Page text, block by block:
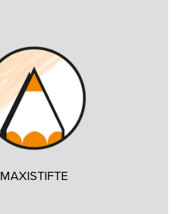
MAXISTIFTE